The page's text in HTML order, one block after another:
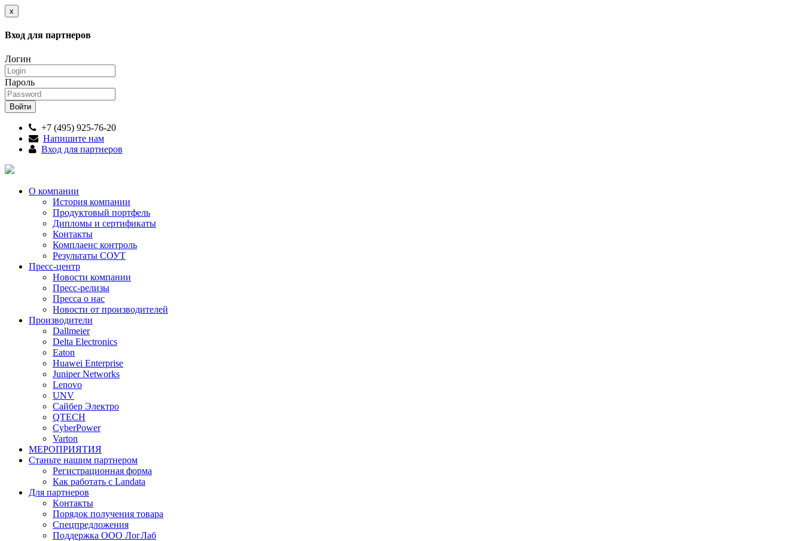
x
Вход для партнеров
Логин
Пароль
+7 (495) 925-76-20
Напишите нам
Вход для партнеров
О компании
История компании
Продуктовый портфель
Дипломы и сертификаты
Контакты
Комплаенс контроль
Результаты СОУТ
Пресс-центр
Новости компании
Пресс-релизы
Пресса о нас
Новости от производителей
Производители
Dallmeier
Delta Electronics
Eaton
Huawei Enterprise
Juniper Networks
Lenovo
UNV
Сайбер Электро
QTECH
CyberPower
Varton
МЕРОПРИЯТИЯ
Станьте нашим партнером
Регистрационная форма
Как работать с Landata
Для партнеров
Кoнтaкты
Порядок получения товара
Спецпредложения
Поддержка ООО ЛогЛаб